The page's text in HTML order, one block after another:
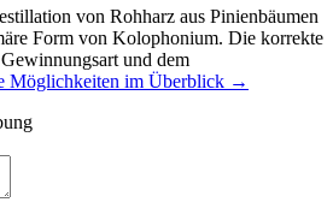
von Rohharz aus Pinienbäumen
Form von Kolophonium. Die korrekte
und dem
Möglichkeiten im Überblick →